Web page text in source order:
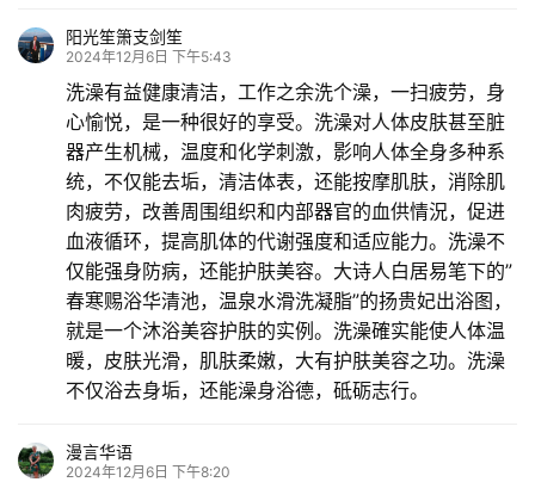
阳光笙箫支剑笙
2024年12月6日 下午5:43
洗澡有益健康清洁，工作之余洗个澡，一扫疲劳，身
心愉悦，是一种很好的享受。洗澡对人体皮肤甚至脏
器产生机械，温度和化学刺激，影响人体全身多种系
统，不仅能去垢，清洁体表，还能按摩肌肤，消除肌
肉疲劳，改善周围组织和内部器官的血供情況，促进
血液循环，提高肌体的代谢强度和适应能力。洗澡不
仅能强身防病，还能护肤美容。大诗人白居易笔下的”
春寒赐浴华清池，温泉水滑洗凝脂”的扬贵妃出浴图，
就是一个沐浴美容护肤的实例。洗澡確实能使人体温
暖，皮肤光滑，肌肤柔嫩，大有护肤美容之功。洗澡
不仅浴去身垢，还能澡身浴德，砥砺志行。
漫言华语
2024年12月6日 下午8:20